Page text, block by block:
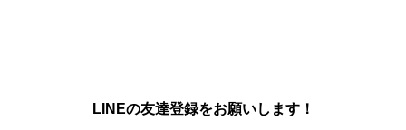
LINEの友達登録をお願いします！